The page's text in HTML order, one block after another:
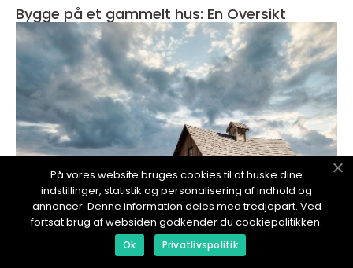
Bygge på et gammelt hus: En Oversikt
På vores website bruges cookies til at huske dine
indstillinger, statistik og personalisering af indhold og
annoncer. Denne information deles med tredjepart. Ved
fortsat brug af websiden godkender du cookiepolitikken.
Ok Privatlivspolitik